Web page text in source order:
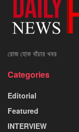
রোজ হোক বাঁচার খবর
Categories
Editorial
Featured
INTERVIEW